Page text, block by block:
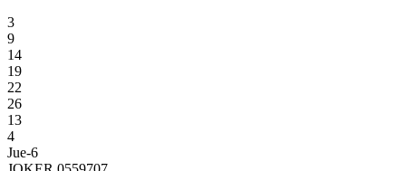
3
9
14
19
22
26
13
4
Jue-6